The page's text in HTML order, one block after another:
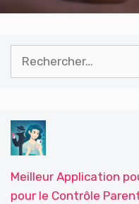
Rechercher :
Meilleur Application
pour le Contrôle